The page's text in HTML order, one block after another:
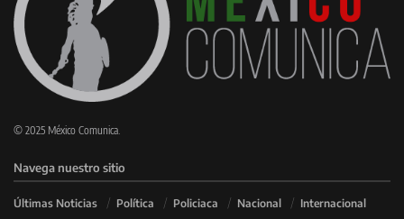
© 2025 México Comunica.
Navega nuestro sitio
Últimas Noticias Política Policiaca Nacional Internacional